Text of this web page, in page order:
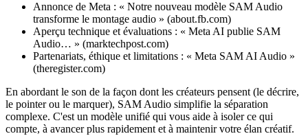
Annonce de Meta : « Notre nouveau modèle SAM Audio
transforme le montage audio » (about.fb.com)
Aperçu technique et évaluations : « Meta AI publie SAM
Audio… » (marktechpost.com)
Partenariats, éthique et limitations : « Meta SAM AI Audio »
(theregister.com)
En abordant le son de la façon dont les créateurs pensent (le décrire,
le pointer ou le marquer), SAM Audio simplifie la séparation
complexe. C'est un modèle unifié qui vous aide à isoler ce qui
compte, à avancer plus rapidement et à maintenir votre élan créatif.